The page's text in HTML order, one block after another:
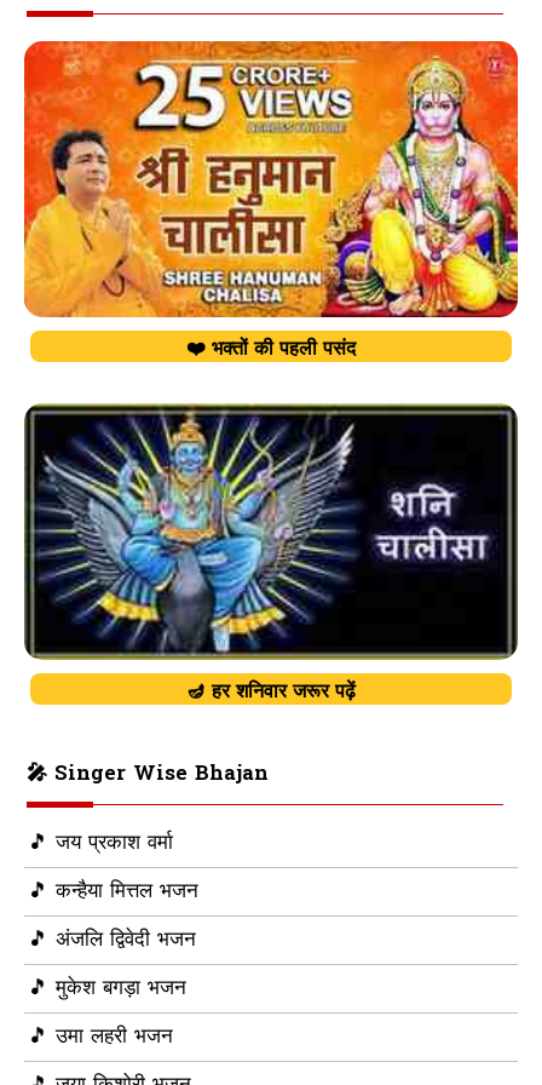
❤️ भक्तों की पहली पसंद
🪔 हर शनिवार जरूर पढ़ें
🎤 Singer Wise Bhajan
🎵 जय प्रकाश वर्मा
🎵 कन्हैया मित्तल भजन
🎵 अंजलि द्विवेदी भजन
🎵 मुकेश बगड़ा भजन
🎵 उमा लहरी भजन